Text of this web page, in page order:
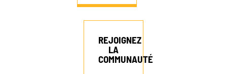
REJOIGNEZ
LA
COMMUNAUTÉ